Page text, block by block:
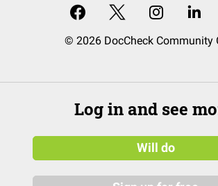
© 2026 DocCheck Community
Log in and see
Will do